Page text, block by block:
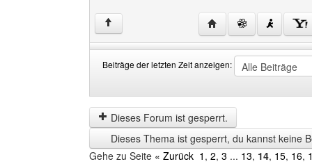
↑ Website dieses
Beiträge der letzten Zeit anzeigen:
der
letzten
Zeit
anzeigen
by
Dieses Forum ist gesperrt.
Dieses Thema ist gesperrt, du kannst keine
Gehe zu Seite « Zurück 1 , 2, 3 ... 13, 14, 15, 16,